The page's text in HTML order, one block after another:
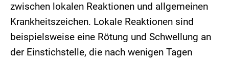
zwischen lokalen Reaktionen und allgemeinen
Krankheitszeichen. Lokale Reaktionen sind
beispielsweise eine Rötung und Schwellung an
der Einstichstelle, die nach wenigen Tagen